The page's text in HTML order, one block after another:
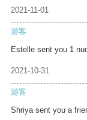
2021-11-01
游客
Estelle sent you 1
2021-10-31
游客
Shriya sent you a